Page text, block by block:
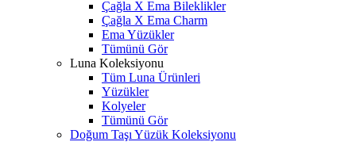
Çağla X Ema Bileklikler
Çağla X Ema Charm
Ema Yüzükler
Tümünü Gör
Luna Koleksiyonu
Tüm Luna Ürünleri
Yüzükler
Kolyeler
Tümünü Gör
Doğum Taşı Yüzük Koleksiyonu